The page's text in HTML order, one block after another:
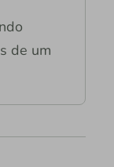
de um